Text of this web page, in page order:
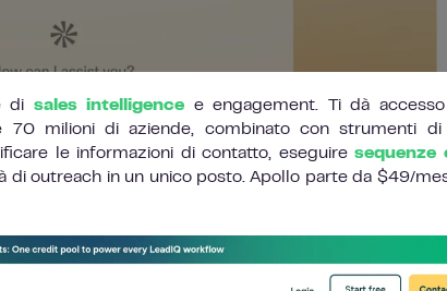
di sales intelligence e engagement. Ti dà
milioni di aziende, combinato con strumenti di
le informazioni di contatto, eseguiresequenze
di outreach in un unico posto. Apollo parte da $49/